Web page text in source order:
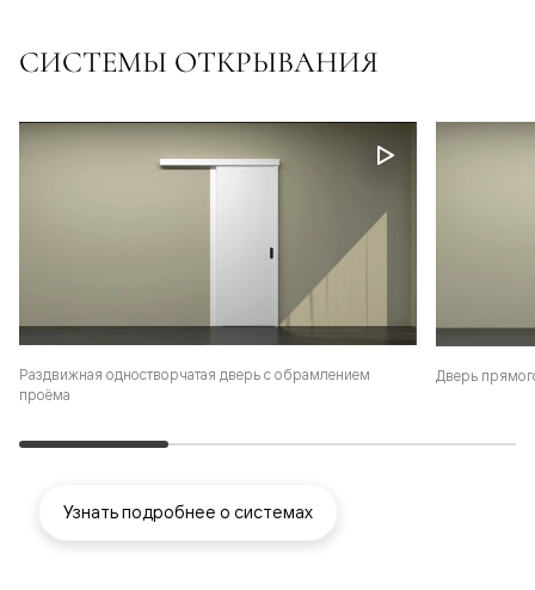
СИСТЕМЫ ОТКРЫВАНИЯ
Раздвижная одностворчатая дверь с обрамлением
проёма
Дверь
Узнать подробнее о системах